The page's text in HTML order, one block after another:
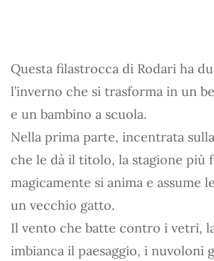
Questa filastrocca di Rodari ha
l’inverno che si trasforma in un
e un bambino a scuola.
Nella prima parte, incentrata
che le dà il titolo, la stagione più
magicamente si anima e assume
un vecchio gatto.
Il vento che batte contro i vetri,
imbianca il paesaggio, i nuvoloni